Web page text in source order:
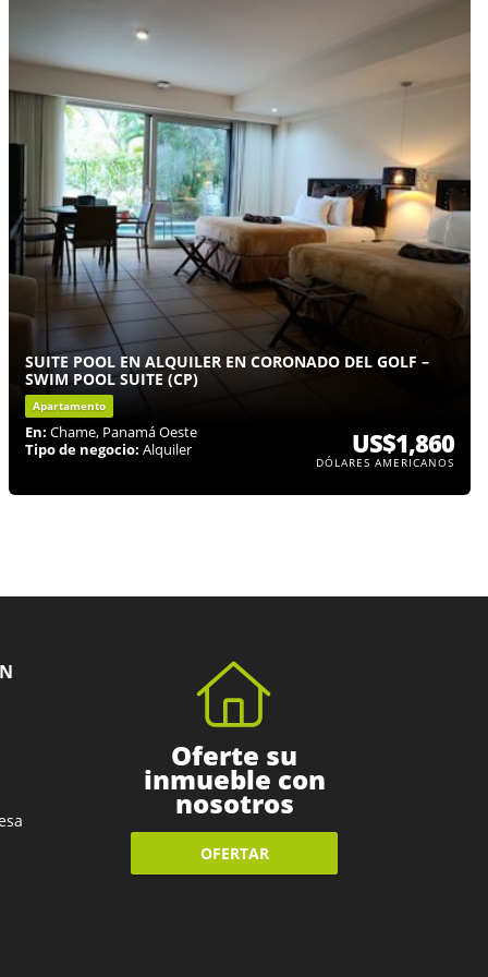
SUITE POOL EN ALQUILER EN CORONADO DEL GOLF –
SWIM POOL SUITE (CP)
Apartamento
En: Chame, Panamá Oeste
Tipo de negocio: Alquiler US$1,860
DÓLARES AMERICANOS
Oferte su
inmueble con
nosotros
OFERTAR